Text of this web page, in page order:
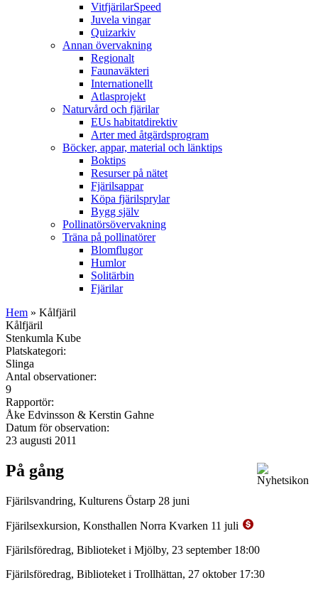
VitfjärilarSpeed
Juvela vingar
Quizarkiv
Annan övervakning
Regionalt
Faunaväkteri
Internationellt
Atlasprojekt
Naturvård och fjärilar
EUs habitatdirektiv
Arter med åtgärdsprogram
Böcker, appar, material och länktips
Boktips
Resurser på nätet
Fjärilsappar
Köpa fjärilsprylar
Bygg själv
Pollinatörsövervakning
Träna på pollinatörer
Blomflugor
Humlor
Solitärbin
Fjärilar
Hem » Kålfjäril
Kålfjäril
Stenkumla Kube
Platskategori:
Slinga
Antal observationer:
9
Rapportör:
Åke Edvinsson & Kerstin Gahne
Datum för observation:
23 augusti 2011
På gång
Fjärilsvandring, Kulturens Östarp 28 juni
Fjärilsexkursion, Konsthallen Norra Kvarken 11 juli
Fjärilsföredrag, Biblioteket i Mjölby, 23 september 18:00
Fjärilsföredrag, Biblioteket i Trollhättan, 27 oktober 17:30